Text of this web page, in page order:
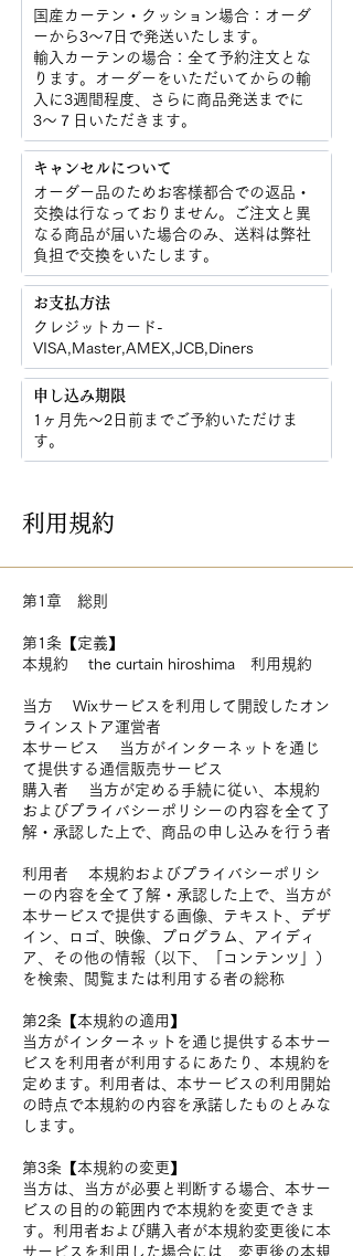
国産カーテン・クッション場合：オーダ
ーから3〜7日で発送いたします。
輸入カーテンの場合：全て予約注文とな
ります。オーダーをいただいてからの輸
入に3週間程度、さらに商品発送までに
3〜７日いただきます。
キャンセルについて
オーダー品のためお客様都合での返品・
交換は行なっておりません。ご注文と異
なる商品が届いた場合のみ、送料は弊社
負担で交換をいたします。
お支払方法
クレジットカード-
VISA,Master,AMEX,JCB,Diners
申し込み期限
1ヶ月先〜2日前までご予約いただけま
す。​
利用規約
第1章 総則
第1条【定義】
本規約 the curtain hiroshima 利用規約
当方 Wixサービスを利用して開設したオン
ラインストア運営者
本サービス 当方がインターネットを通じ
て提供する通信販売サービス
購入者 当方が定める手続に従い、本規約
およびプライバシーポリシーの内容を全て了
解・承認した上で、商品の申し込みを行う者
利用者 本規約およびプライバシーポリシ
ーの内容を全て了解・承認した上で、当方が
本サービスで提供する画像、テキスト、デザ
イン、ロゴ、映像、プログラム、アイディ
ア、その他の情報（以下、「コンテンツ」）
を検索、閲覧または利用する者の総称
第2条【本規約の適用】
当方がインターネットを通じ提供する本サー
ビスを利用者が利用するにあたり、本規約を
定めます。利用者は、本サービスの利用開始
の時点で本規約の内容を承諾したものとみな
します。
第3条【本規約の変更】
当方は、当方が必要と判断する場合、本サー
ビスの目的の範囲内で本規約を変更できま
す。利用者および購入者が本規約変更後に本
サービスを利用した場合には、変更後の本規